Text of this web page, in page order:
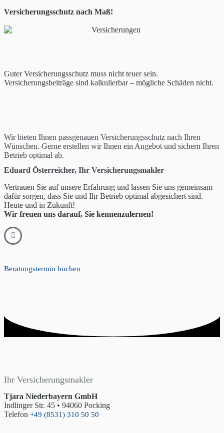
Versicherungsschutz nach Maß!
Guter Versicherungsschutz muss nicht teuer sein.
Versicherungsbeiträge sind kalkulierbar – mögliche Schäden nicht.
Wir bieten Ihnen passgenauen Versicherungsschutz nach Ihren
Wünschen. Gerne erstellen wir Ihnen ein Angebot und sichern Ihren
Betrieb optimal ab.
Eduard Österreicher, Ihr Versicherungsmakler
Vertrauen Sie auf unsere Erfahrung und lassen Sie uns gemeinsam
dafür sorgen, dass Sie und Ihr Betrieb optimal abgesichert sind.
Heute und in Zukunft!
Wir freuen uns darauf, Sie kennenzulernen!
Beratungstermin buchen
Ihr Versicherungsmakler
Tjara Niederbayern GmbH
Indlinger Str. 45 • 94060 Pocking
Telefon +49 (8531) 310 50 50